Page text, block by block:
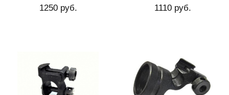
1250 руб.
1110 руб.